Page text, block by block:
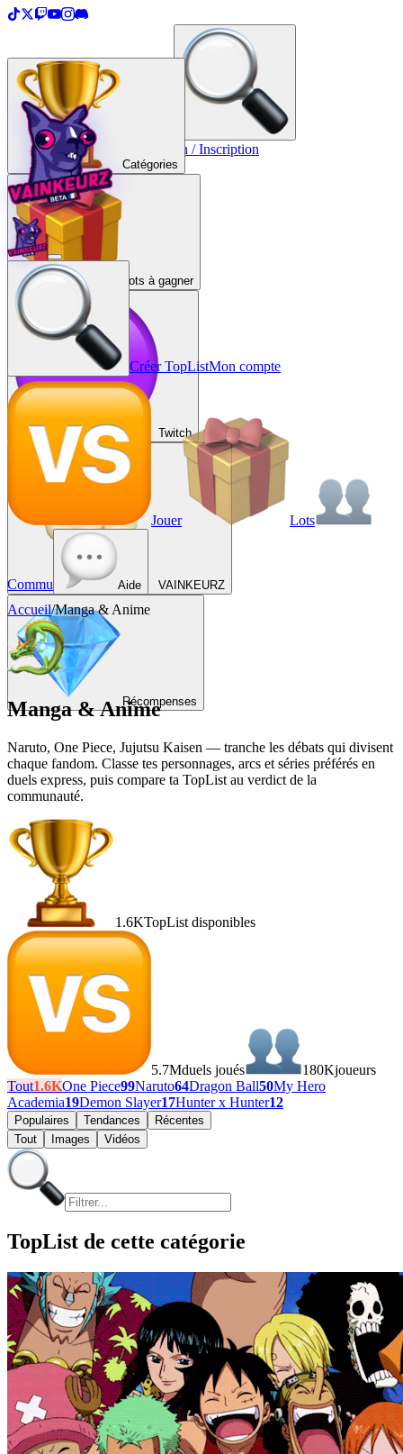
Créer une TopList Connexion / Inscription
Catégories
Lots à gagner
Twitch
VAINKEURZ
Récompenses
Créer TopListMon compte
Jouer Lots
Commu Aide
Accueil/Manga & Anime
Manga & Anime
Naruto, One Piece, Jujutsu Kaisen — tranche les débats qui divisent
chaque fandom. Classe tes personnages, arcs et séries préférés en
duels express, puis compare ta TopList au verdict de la
communauté.
1.6KTopList disponibles
5.7Mduels joués 180Kjoueurs
Tout1.6KOne Piece99Naruto64Dragon Ball50My Hero
Academia19Demon Slayer17Hunter x Hunter12
Populaires Tendances
Récentes
Tout
Images Vidéos
TopList de cette catégorie